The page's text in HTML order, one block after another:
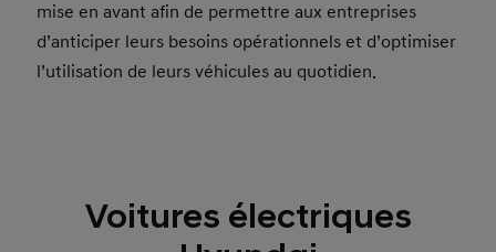
mise en avant afin de permettre aux entreprises
d’anticiper leurs besoins opérationnels et d’optimiser
l’utilisation de leurs véhicules au quotidien.
Voitures électriques